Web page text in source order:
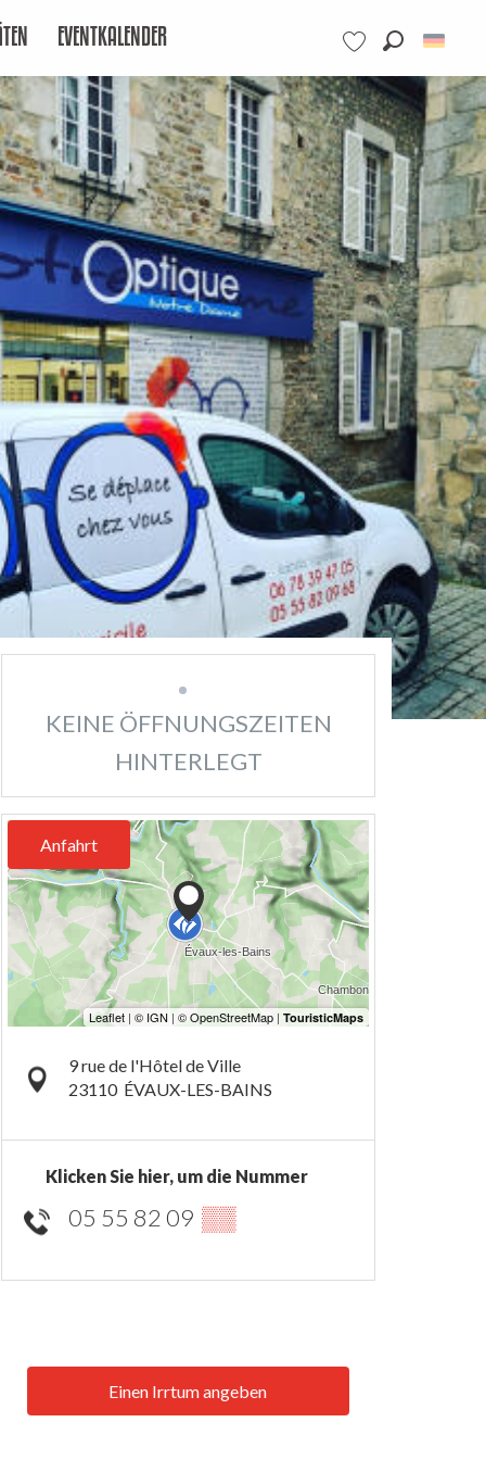
Voir les favoris
EVENTKALENDER
KEINE ÖFFNUNGSZEITEN
HINTERLEGT
Anfahrt
9 rue de l'Hôtel de Ville
23110 ÉVAUX-LES-BAINS
Klicken Sie hier, um die Nummer
05 55 82 09 ▒▒
Einen Irrtum angeben